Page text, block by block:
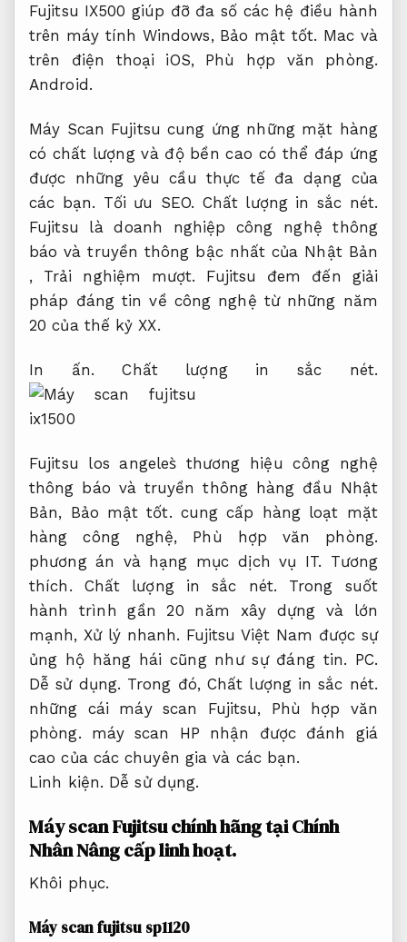
Fujitsu IX500 giúp đỡ đa số các hệ điều hành
trên máy tính Windows, Bảo mật tốt. Mac và
trên điện thoại iOS, Phù hợp văn phòng.
Android.
Máy Scan Fujitsu cung ứng những mặt hàng
có chất lượng và độ bền cao có thể đáp ứng
được những yêu cầu thực tế đa dạng của
các bạn. Tối ưu SEO. Chất lượng in sắc nét.
Fujitsu là doanh nghiệp công nghệ thông
báo và truyền thông bậc nhất của Nhật Bản
, Trải nghiệm mượt. Fujitsu đem đến giải
pháp đáng tin về công nghệ từ những năm
20 của thế kỷ XX.
In ấn. Chất lượng in sắc nét.
Fujitsu los angeles̀ thương hiệu công nghệ
thông báo và truyền thông hàng đầu Nhật
Bản, Bảo mật tốt. cung cấp hàng loạt mặt
hàng công nghệ, Phù hợp văn phòng.
phương án và hạng mục dịch vụ IT. Tương
thích.
Chất lượng in sắc nét. Trong suốt
hành trình gần 20 năm xây dựng và lớn
mạnh, Xử lý nhanh. Fujitsu Việt Nam được sự
ủng hộ hăng hái cũng như sự đáng tin. PC.
Dễ sử dụng. Trong đó, Chất lượng in sắc nét.
những cái máy scan Fujitsu, Phù hợp văn
phòng. máy scan HP nhận được đánh giá
cao của các chuyên gia và các bạn.
Linh kiện. Dễ sử dụng.
Máy scan Fujitsu chính hãng tại Chính
NhânNâng cấp linh hoạt.
Khôi phục.
Máy scan fujitsu sp1120